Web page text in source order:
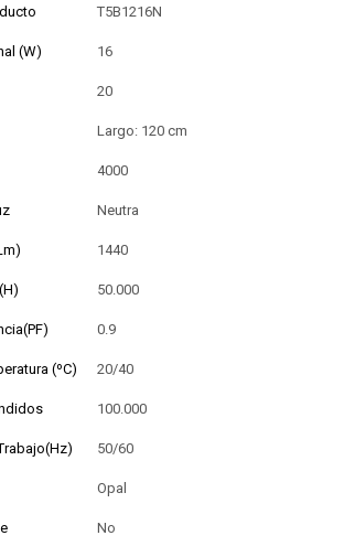
T5B1216N
(W) 16
20
Largo: 120 cm
4000
Neutra
1440
50.000
0.9
(ºC) 20/40
100.000
50/60
Opal
No